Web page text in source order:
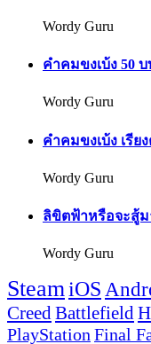
Wordy Guru
คำคมขงเบ้ง 50
Wordy Guru
คำคมขงเบ้ง เรี
Wordy Guru
ลิขิตฟ้าหรือจะสู้
Wordy Guru
SteamiOS
CreedBattlefield
PlayStationFinal